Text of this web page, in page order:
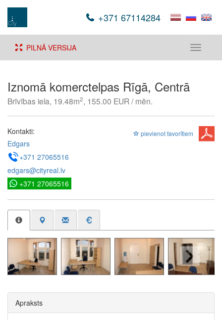
+371 67114284
Toggle
PILNĀ VERSIJA
Iznomā komerctelpas Rīgā, Centrā
Brīvības iela, 19.48m2, 155.00 EUR / mēn.
pievienot favorītiem
Kontakti:
Edgars
+371 27065516
edgars@cityreal.lv
+371 27065516
Apraksts